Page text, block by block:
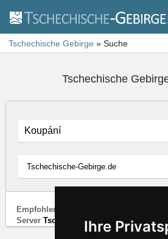
Ihre
Tschechische Gebirge » Suche
Tschechische
Empfohlene Google-Links und darunter
Server Tschechische-Gebirge.de